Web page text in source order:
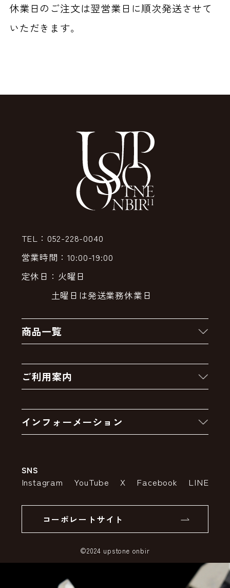
休業日のご注文は翌営業日に順次発送させて
いただきます。
TEL：052-228-0040
営業時間：10:00-19:00
定休日：火曜日
土曜日は発送業務休業日
商品一覧
クーポン
卸販売・大量注文
アウトレットセール
ご利用案内
お支払いについて
インフォーメーション
特定商取引法の表示
SSLサーバー証明書とは
SNS
Instagram YouTube X Facebook LINE
コーポレートサイト
©2024 upstone onbir